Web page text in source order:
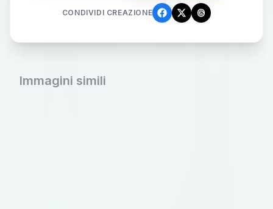
CONDIVIDI CREAZIONE
Immagini simili